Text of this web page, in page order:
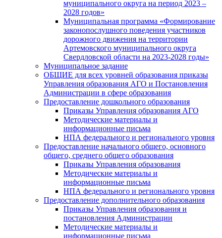
муниципального округа на период 2023 –
2028 годов»
Муниципальная программа «Формирование
законопослушного поведения участников
дорожного движения на территории
Артемовского муниципального округа
Свердловской области на 2023-2028 годы»
Муниципальное задание
ОБЩИЕ для всех уровней образования приказы
Управления образования АГО и Постановления
Администрации в сфере образования
Предоставление дошкольного образования
Приказы Управления образования АГО
Методические материалы и
информационные письма
НПА федерального и регионального уровня
Предоставление начального общего, основного
общего, среднего общего образования
Приказы Управления образования
Методические материалы и
информационные письма
НПА федерального и регионального уровня
Предоставление дополнительного образования
Приказы Управления образования и
постановления Администрации
Методические материалы и
информационные письма